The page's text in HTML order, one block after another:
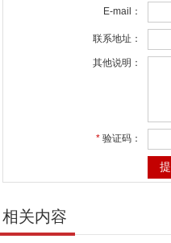
E-mail：
联系地址：
其他说明：
* 验证码：
相关内容